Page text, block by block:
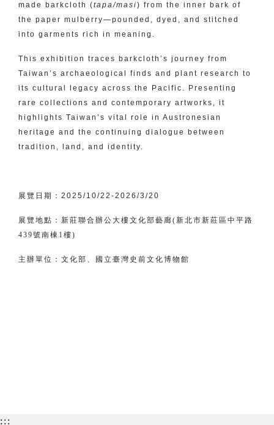
made barkcloth (tapa/masi) from the inner bark of
the paper mulberry—pounded, dyed, and stitched
into garments rich in meaning.
This exhibition traces barkcloth’s journey from
Taiwan’s archaeological finds and plant research to
its cultural legacy across the Pacific. Presenting
rare collections and contemporary artworks, it
highlights Taiwan’s vital role in Austronesian
heritage and the continuing dialogue between
tradition, land, and identity.
展覽日期： 2025/10/22-2026/3/20
展覽地點：新莊聯合辦公大樓文化部藝廊(新北市新莊區中平路
439號南棟1樓)
主辦單位： 文化部、 國立臺灣史前文化博物館
:::